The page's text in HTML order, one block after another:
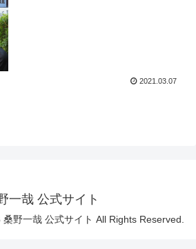
2021.03.07
一哉 公式サイト
野一哉 公式サイト All Rights Reserved.